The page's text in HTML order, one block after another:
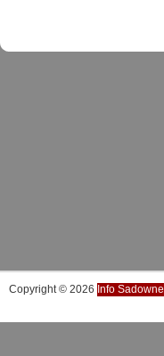
Copyright © 2026 Info Sadowne